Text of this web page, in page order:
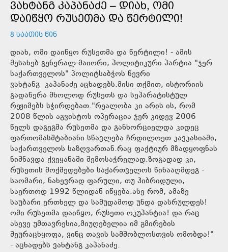
ᲕᲐᲮᲢᲐᲜᲒ ᲙᲐᲞᲐᲜᲐᲫᲔ – ᲓᲘᲐᲮ, ᲝᲛᲘ
ᲓᲐᲘᲬᲧᲝ ᲠᲣᲡᲔᲗᲛᲐ ᲓᲐ ᲬᲔᲠᲢᲘᲚᲘ!
8 ᲡᲐᲐᲗᲘᲡ ᲬᲘᲜ
დიახ, ომი დაიწყო რუსეთმა და წერტილი! - ამის
შესახებ გენერალ-მაიორი, პოლიტიკური პარტია "ჯერ
საქართველოს" პოლიტსაბჭოს წევრი
ვახტანგ კაპანაძე აცხადებს.მისი თქმით, ისტორიის
გადაწერა მხოლოდ რუსეთს და სეპარატისტულ
რეჟიმებს სჭირდებათ."რეალობა კი არის ის, რომ
2008 წლის აგვისტოს ოპერაცია ჯერ კიდევ 2006
წელს დაგეგმა რუსეთმა და განხორციელდა კიდეც
ფართომასშტაბიანი სწავლება ჩრდილოეთ კავკასიაში,
საქართველოს საზღვართან.რაც ფაქტიურ მზადყოფნას
ნიშნავდა ქვეყანაში შემოსაჭრელად.ზოგადად კი,
რუსეთის მოქმედებები საქართველოს წინააღმდეგ -
საომარი, ნახევრად ფარული, თუ ჰიბრიდული,
საერთოდ 1992 წლიდან იწყება.ასე რომ, ამაზე
საუბარი ერთხელ და სამუდამოდ უნდა დასრულდეს!
ომი რუსეთმა დაიწყო, რუსეთი ოკუპანტია! და რაც
ასევე უმთავრესია,მიუღებელია იმ გმირების
შეურაცხყოფა, ვინც თავის სამშობლოსთვის ომობდა!"
- აცხადებს ვახტანგ კაპანაძე.